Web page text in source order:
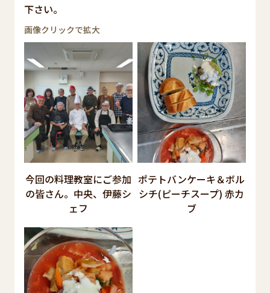
下さい。
画像クリックで拡大
今回の料理教室にご参加
の皆さん。中央、伊藤シ
ェフ
ポテトバンケーキ＆ボル
シチ(ピーチスープ) 赤カ
ブ